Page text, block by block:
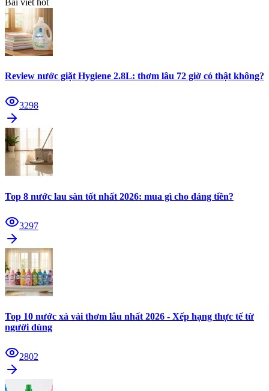
Review nước giặt Hygiene 2.8L: thơm lâu 72 giờ có thật không?
3298
Top 8 nước lau sàn tốt nhất 2026: mua gì cho đáng tiền?
3297
Top 10 nước xả vải thơm lâu nhất 2026 - Xếp hạng thực tế từ
người dùng
2802